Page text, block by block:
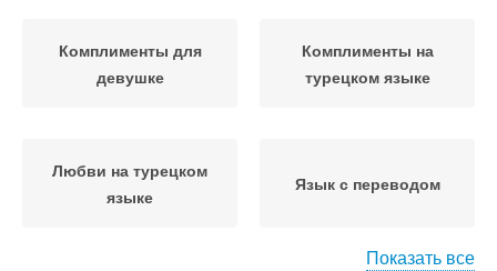
Комплименты для
девушке
Комплименты на
турецком языке
Любви на турецком
языке
Язык с переводом
Показать все